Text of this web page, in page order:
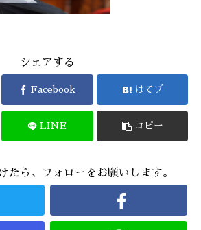
シェアする
Facebook はてブ
LINE コピー
たら、フォローをお願いします。